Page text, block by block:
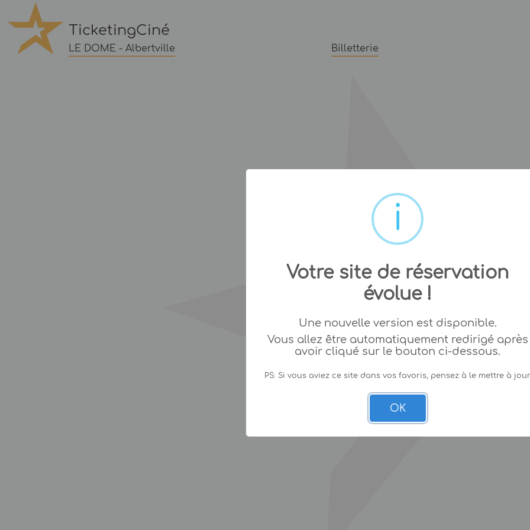
TicketingCiné
LE DOME - Albertville Billetterie
Votre site de réservation
évolue !
Une nouvelle version est disponible.
Vous allez être automatiquement redirigé après
avoir cliqué sur le bouton ci-dessous.
PS: Si vous aviez ce site dans vos favoris, pensez à le mettre à
OK